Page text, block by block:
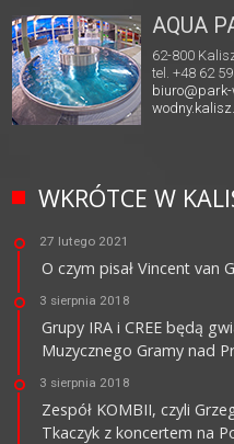
AQUA
62-800
tel. +48 62
biuro@park-
WKRÓTCE W
27 lutego 2021
O czym pisał Vincent van
3 sierpnia 2018
Grupy IRA i CREE będą
Muzycznego Gramy nad
3 sierpnia 2018
Zespół KOMBII, czyli
Tkaczyk z koncertem na